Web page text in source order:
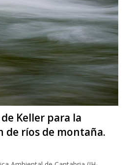
de Keller para la
de ríos de montaña.